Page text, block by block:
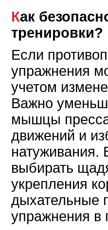
Как безопасно адаптировать
тренировки?
Если
упражнения
учетом
Важно
мышцы
движений и
натуживания.
выбирать
укрепления
дыхательные
упражнения в